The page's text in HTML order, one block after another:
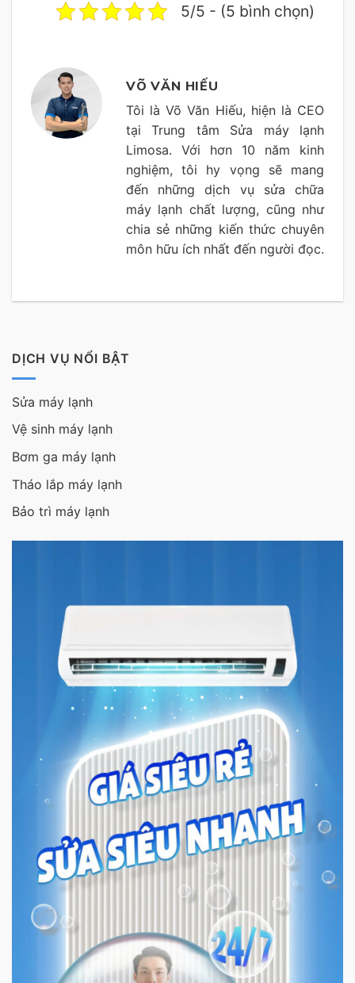
5/5 - (5 bình chọn)
VÕ VĂN HIẾU
Tôi là Võ Văn Hiếu, hiện là CEO
tại Trung tâm Sửa máy lạnh
Limosa. Với hơn 10 năm kinh
nghiệm, tôi hy vọng sẽ mang
đến những dịch vụ sửa chữa
máy lạnh chất lượng, cũng như
chia sẻ những kiến thức chuyên
môn hữu ích nhất đến người đọc.
DỊCH VỤ NỔI BẬT
Sửa máy lạnh
Vệ sinh máy lạnh
Bơm ga máy lạnh
Tháo lắp máy lạnh
Bảo trì máy lạnh